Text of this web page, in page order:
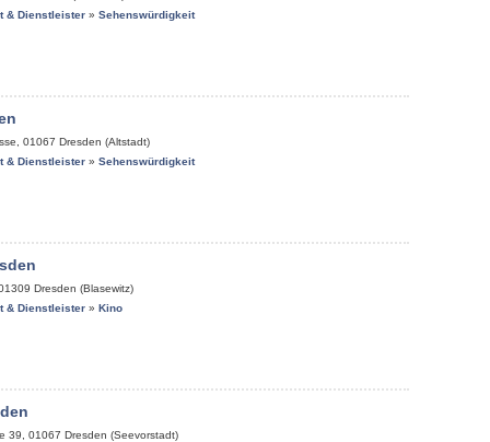
& Dienstleister » Sehenswürdigkeit
01067 Dresden (Altstadt)
& Dienstleister » Sehenswürdigkeit
Dresden (Blasewitz)
& Dienstleister » Kino
39 01067 Dresden (Seevorstadt)